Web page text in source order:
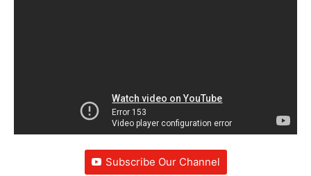
Subscribe Our Channel